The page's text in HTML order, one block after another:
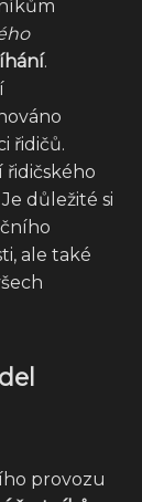
.
řidičů.
řidičského
důležité si
ale také
provozu